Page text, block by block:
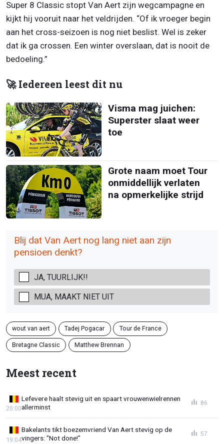
Super 8 Classic stopt Van Aert zijn wegcampagne en
kijkt hij vooruit naar het veldrijden. “Of ik vroeger begin
aan het cross-seizoen is nog niet beslist. Wel is zeker
dat ik ga crossen. Een winter overslaan, dat is nooit de
bedoeling.”
🚀 Iedereen leest dit nu
Visma mag juichen:
Superster slaat weer
toe
Grote naam moet Tour
onmiddellijk verlaten
na opmerkelijke strijd
Blij dat Van Aert nog lang niet aan zijn
pensioen denkt?
JA, TUURLIJK!!
MUA, MAAKT NIET UIT
wout van aert Tadej Pogacar Tour de France
Bretagne Classic Matthew Brennan
Meest recent
Lefevere haalt stevig uit en spaart vrouwenwielrennen
allerminst
20:00
86
Bakelants tikt boezemvriend Van Aert stevig op de
vingers: "Not done!"
19:04
57